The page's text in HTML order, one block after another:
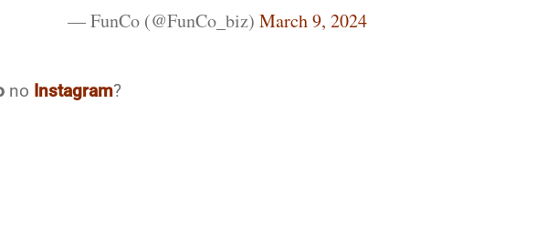
— FunCo (@FunCo_biz) March 9, 2024
no Instagram?